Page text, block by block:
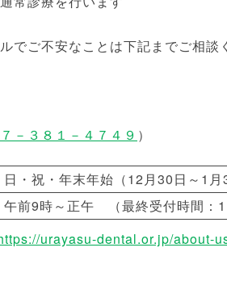
でご不安なことは下記までご相談
－３８１－４７４９ ）
日・祝・年末年始（12月30日～1月3
午前9時～正午 （最終受付時間：
urayasu-dental.or.jp/about-